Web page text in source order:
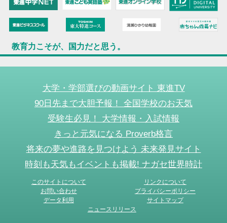
教育力こそが、国力だと思う。
大学・学部選びの動画サイト 東進TV
90日先まで大胆予報！ 全国学校のお天気
受験生必見！ 大学情報・入試情報
きっと元気になる Proverb格言
将来の夢や進路を見つけよう 未来発見サイト
時刻も天気もイベントも掲載! ナガセ世界時計
このサイトについて
リンクについて
お問い合わせ
プライバシーポリシー
データ利用
サイトマップ
ニュースリリース